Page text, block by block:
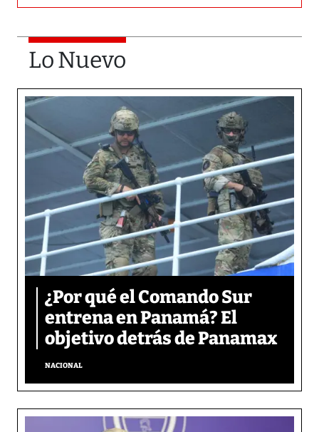
Lo Nuevo
¿Por qué el Comando Sur
entrena en Panamá? El
objetivo detrás de Panamax
NACIONAL